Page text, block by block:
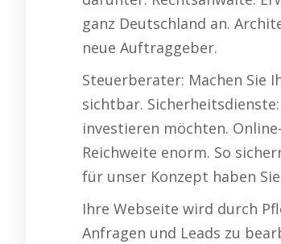
ganz Deutschland an.
neue Auftraggeber.
Steuerberater: Machen Sie
sichtbar.
investieren möchten.
Reichweite enorm. So
für unser Konzept haben
Ihre Webseite wird durch
Anfragen und Leads zu